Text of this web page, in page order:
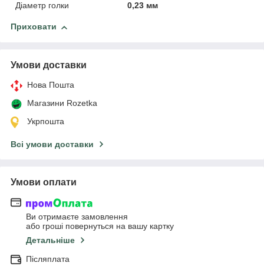
Діаметр голки
0,23 мм
Приховати
Умови доставки
Нова Пошта
Магазини Rozetka
Укрпошта
Всі умови доставки
Умови оплати
Ви отримаєте замовлення
або гроші повернуться на вашу картку
Детальніше
Післяплата